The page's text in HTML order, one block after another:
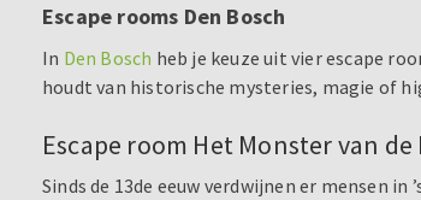
Escape rooms Den Bosch
In Den Bosch heb je keuze uit vier escape
houdt van historische mysteries, magie of
Escape room Het Monster van
Sinds de 13de eeuw verdwijnen er mensen